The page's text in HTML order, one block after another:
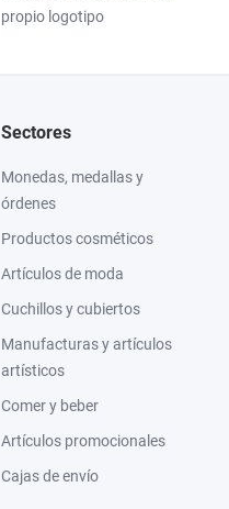
propio logotipo
Sectores
Monedas, medallas y
órdenes
Productos cosméticos
Artículos de moda
Cuchillos y cubiertos
Manufacturas y artículos
artísticos
Comer y beber
Artículos promocionales
Cajas de envío